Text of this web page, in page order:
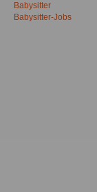
Babysitter
Babysitter-Jobs